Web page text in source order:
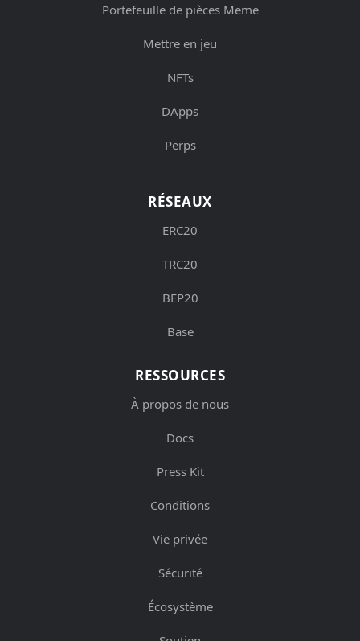
Portefeuille de pièces Meme
Mettre en jeu
NFTs
DApps
Perps
RÉSEAUX
ERC20
TRC20
BEP20
Base
RESSOURCES
À propos de nous
Docs
Press Kit
Conditions
Vie privée
Sécurité
Écosystème